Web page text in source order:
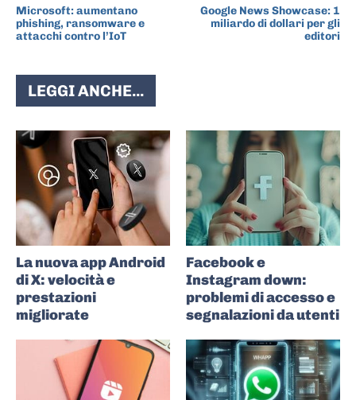
Microsoft: aumentano
phishing, ransomware e
attacchi contro l’IoT
Google News Showcase: 1
miliardo di dollari per gli
editori
LEGGI ANCHE...
La nuova app Android
di X: velocità e
prestazioni
migliorate
Facebook e
Instagram down:
problemi di accesso e
segnalazioni da utenti